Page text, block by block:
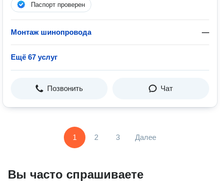
Паспорт проверен
Монтаж шинопровода —
Ещё 67 услуг
Позвонить Чат
1 2 3 Далее
Вы часто спрашиваете